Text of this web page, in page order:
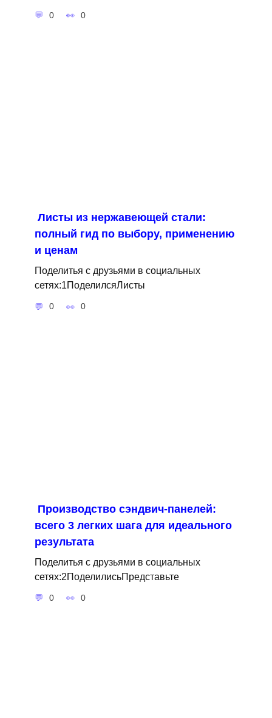
0 0
Листы из нержавеющей стали:
полный гид по выбору, применению
и ценам
Поделитья с друзьями в социальных
сетях:1ПоделилсяЛисты
0 0
Производство сэндвич-панелей:
всего 3 легких шага для идеального
результата
Поделитья с друзьями в социальных
сетях:2ПоделилисьПредставьте
0 0